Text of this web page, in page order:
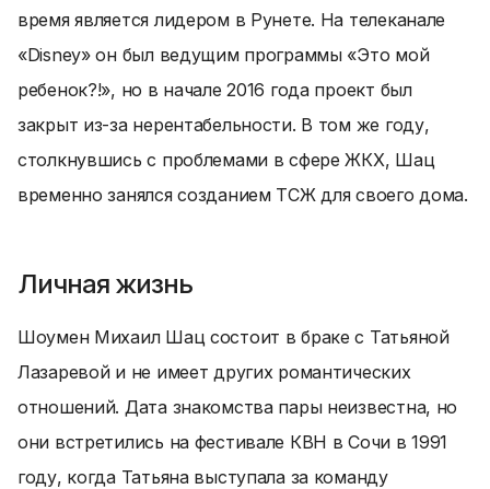
время является лидером в Рунете. На телеканале
«Disney» он был ведущим программы «Это мой
ребенок?!», но в начале 2016 года проект был
закрыт из-за нерентабельности. В том же году,
столкнувшись с проблемами в сфере ЖКХ, Шац
временно занялся созданием ТСЖ для своего дома.
Личная жизнь
Шоумен Михаил Шац состоит в браке с Татьяной
Лазаревой и не имеет других романтических
отношений. Дата знакомства пары неизвестна, но
они встретились на фестивале КВН в Сочи в 1991
году, когда Татьяна выступала за команду